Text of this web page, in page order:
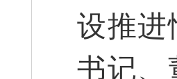
设推进
书记、